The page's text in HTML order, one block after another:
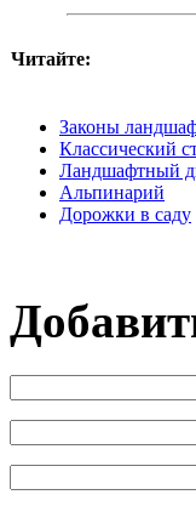
Читайте:
Законы
Классический
Ландшафтный
Альпинарий
Дорожки в саду